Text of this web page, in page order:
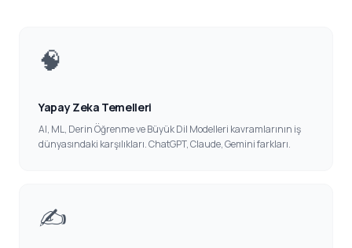
🧠
Yapay Zeka Temelleri
AI, ML, Derin Öğrenme ve Büyük Dil Modelleri kavramlarının iş
dünyasındaki karşılıkları. ChatGPT, Claude, Gemini farkları.
✍️